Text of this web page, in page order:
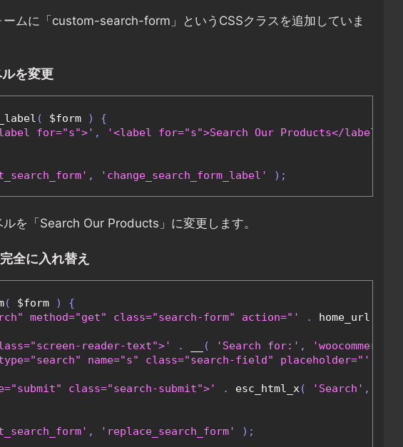
ムに「custom-search-form」というCSSクラスを追加していま
を変更
( $form )
{
for="s">' , '<label for="s">Search Our Products</label>'
, 'change_search_form_label' );
を「Search Our Products」に変更します。
全に入れ替え
( $form )
{
method="get" class="search-form" action="' . home_url
reader-text">'
. ( 'Search for:' , 'woocommerce'
name="s" class="search-field" placeholder="'
class="search-submit">'
. esc_html_x( 'Search' ,
, 'replace_search_form' );